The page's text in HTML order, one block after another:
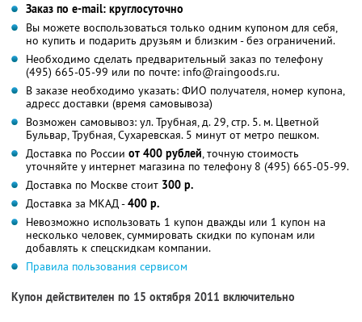
Заказ по e-mail: круглосуточно
Вы можете воспользоваться только одним купоном для себя,
но купить и подарить друзьям и близким - без ограничений.
Необходимо сделать предварительный заказ по телефону
(495) 665-05-99 или по почте: info@raingoods.ru.
В заказе необходимо указать: ФИО получателя, номер купона,
адресс доставки (время самовывоза)
Возможен самовывоз: ул. Трубная, д. 29, стр. 5. м. Цветной
Бульвар, Трубная, Сухаревская. 5 минут от метро пешком.
Доставка по России от 400 рублей, точную стоимость
уточняйте у интернет магазина по телефону 8 (495) 665-05-99.
Доставка по Москве стоит 300 р.
Доставка за МКАД -400 р.
Невозможно использовать 1 купон дважды или 1 купон на
несколько человек, суммировать скидки по купонам или
добавлять к спецскидкам компании.
Правила пользования сервисом
Купон действителен по 15 октября 2011 включительно